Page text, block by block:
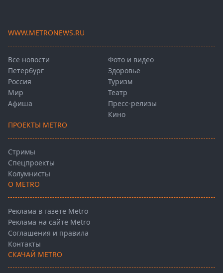
WWW.METRONEWS.RU
Все новости
Петербург
Россия
Мир
Афиша
Фото и видео
Здоровье
Туризм
Театр
Пресс-релизы
Кино
ПРОЕКТЫ METRO
Стримы
Спецпроекты
Колумнисты
О METRO
Реклама в газете Metro
Реклама на сайте Metro
Соглашения и правила
Контакты
СКАЧАЙ METRO